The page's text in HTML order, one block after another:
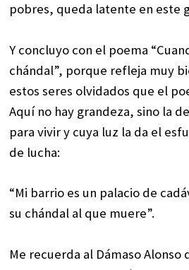
pobres, queda latente en este
Y concluyo con el poema
chándal”, porque refleja muy
estos seres olvidados que el
Aquí no hay grandeza, sino la
para vivir y cuya luz la da el
de lucha:
“Mi barrio es un palacio de
su chándal al que muere”.
Me recuerda al Dámaso Alonso